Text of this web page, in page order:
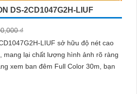
DS-2CD1047G2H-LIUF
₫
LIUF sở hữu độ nét cao
mang lại chất lượng hình ảnh rõ ràng